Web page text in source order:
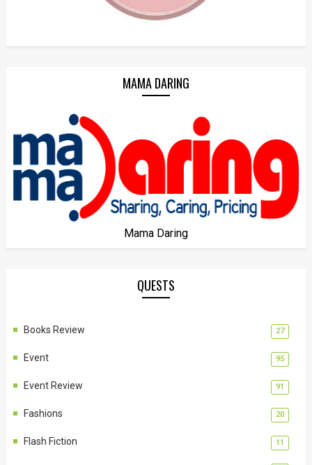
MAMA DARING
Mama Daring
QUESTS
Books Review 27
Event 95
Event Review 91
Fashions 20
Flash Fiction 11